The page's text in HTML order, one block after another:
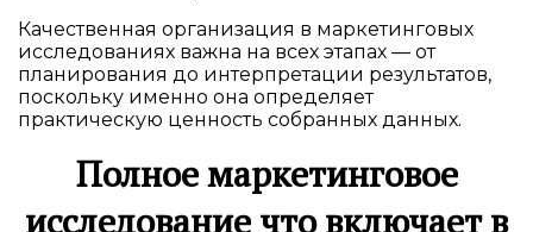
Качественная организация в маркетинговых
исследованиях важна на всех этапах — от
планирования до интерпретации результатов,
поскольку именно она определяет
практическую ценность собранных данных.
Полное маркетинговое
исследование что включает в